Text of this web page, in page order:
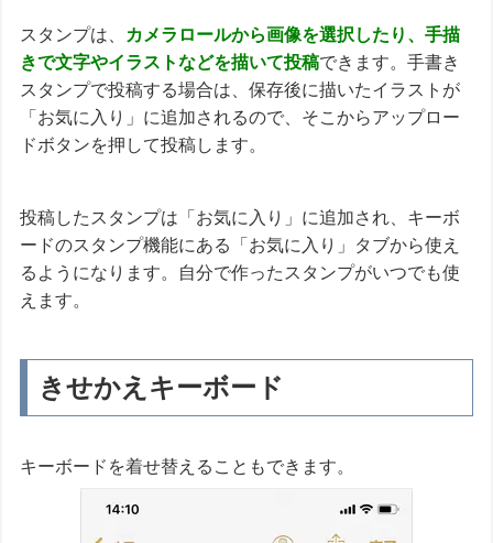
スタンプは、
カメラロールから画像を選択したり、手描
きで文字やイラストなどを描いて投稿できます。手書き
スタンプで投稿する場合は、保存後に描いたイラストが
「お気に入り」に追加されるので、そこからアップロー
ドボタンを押して投稿します。
投稿したスタンプは「お気に入り」に追加され、キーボ
ードのスタンプ機能にある「お気に入り」タブから使え
るようになります。自分で作ったスタンプがいつでも使
えます。
きせかえキーボード
キーボードを着せ替えることもできます。